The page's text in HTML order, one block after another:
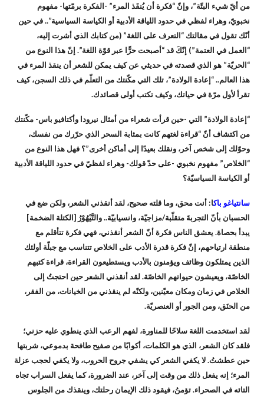
من أيّ شيء البتّة”، وإنّ “فكرة أن يُنقَذ المرء” -الفكرة برمّتها- مفهوم
نخبويّ، وهراء لفظي في حدود اللياقة الأدبية أو الكياسة السياسية”.. في حين
أنّك تقول في مقالتك “التعرف على اللغة” (من كتابك الذي أشرت إليه،
“العمل في العتمة”) إنّكَ قد “أصبحت حرًّا عبر قوّة اللغة”. إنّ هذا النوع من
“الحريّة” هو الذي قصدته في حديثي عن كيف يمكن للشعر أن ينقذ المرء في
هذا العالم.. “إعادة الولادة”، تلك التي مكّنتك من التعلّم في ذلك السجن، كيف
تقرأ لأول مرّة في حياتك، وكيف تكتب أولى قصائدك.
“إعادة الولادة” التي -حين قرأت شعراء من أمثال نيرودا وأكتافيو باس- مكّنتك
من اكتشاف أنّ “قراءة لغتهم كانت بمثابة السحر الذي حرّرك من نفسك،
وحوّلك إلى شخص آخر، ونقلك بعيدًا إلى أماكن أخرى”؟ فهل هذا النوع من
“الخلاص” مفهوم نخبوي -على حدّ قولك- وهراء لفظيّ في حدود اللياقة الأدبية
أو الكياسة السياسيّة؟
سانتياغو باكا: أنت محق، وما قلته صحيح، لقد أنقذني الشعر، ولكن ضع في
الحسبان بأنّ التجربةَ متقلّبة/مزاجيّة، وانسيابيّة.. والتَّيْهُوْرُ [الكتلة الضخمة]
يبدأ بحصاة. يعشق الناس فكرة أنّ الشعر أنقذني، فهي فكرة تتأقلم مع
منطقة ارتياحهم، إنّ فكرة قدرة الأدب على الخلاص تتناسب مع جبلّة أولئك
الذين يمتلكون وظائف ويؤمنون بالأدب ويستطيعون القراءة، قراءة كتبهم
الخاصّة، ويعيشون حيواتهم الخاصّة. لقد أنقذني الشعر حين احتجتُ إلى
الخلاص في زمان ومكان معيّنين، ولكنّه لم ينقذني من الخيانات، من الفقر،
من الحنَق، ومن الجور أو العنصريّة.
لقد استخدمت اللغة سلاحًا للمناورة، لفهم الرعب الذي ينطوي عليه حزني؛
فلقد كان الشعر، الذي هو الكلمات، أكوابًا من صفيح طافحة بدموعي، شربتها
حين عطشتُ. لا يكفي الشعر كي يشفي جروح الحروب، ولا يكفي لحجب عزلة
المرء؛ إنه يفعل ذلك من وقت إلى آخر، عند الضرورة، كما يفعل السراب تجاه
التائه في الصحراء. تؤمنُ، فيقود ذلك الإيمان رحلتك، وينقذك من الجلوس